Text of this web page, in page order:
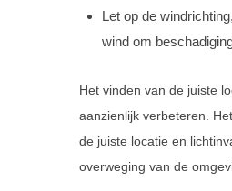
Let op de
wind om
Het vinden van de juiste
aanzienlijk verbeteren.
de juiste locatie en
overweging van de